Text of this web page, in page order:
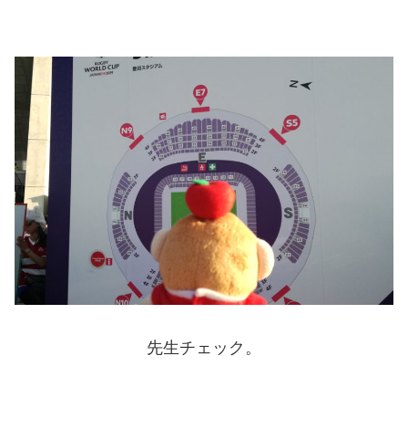
先生チェック。